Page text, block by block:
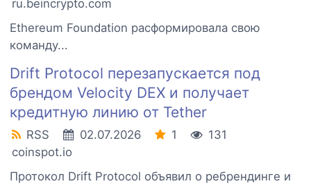
ru.beincrypto.com
Ethereum Foundation расформировала свою
команду...
Drift Protocol перезапускается под
брендом Velocity DEX и получает
кредитную линию от Tether
RSS 02.07.2026 1
131
coinspot.io
Протокол Drift Protocol объявил о ребрендинге и